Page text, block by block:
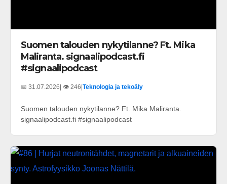
Suomen talouden nykytilanne? Ft. Mika
Maliranta. signaalipodcast.fi
#signaalipodcast
📅 31.07.2026 | 👁️ 246 Teknologia ja tekoäly
Suomen talouden nykytilanne? Ft. Mika Maliranta.
signaalipodcast.fi #signaalipodcast